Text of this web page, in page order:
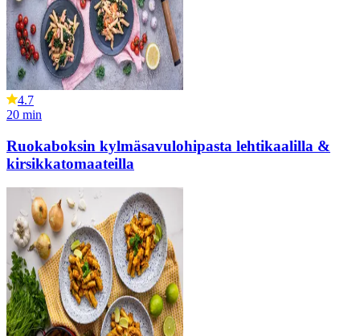
4.7
20 min
Ruokaboksin kylmäsavulohipasta lehtikaalilla &
kirsikkatomaateilla